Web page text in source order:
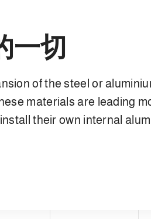
一切
of the steel or
materials are leading
their own internal